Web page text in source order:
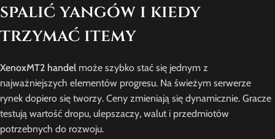
spalić yangów i kiedy
trzymać itemy
XenoxMT2 handel może szybko stać się jednym z
najważniejszych elementów progresu. Na świeżym serwerze
rynek dopiero się tworzy. Ceny zmieniają się dynamicznie. Gracze
testują wartość dropu, ulepszaczy, walut i przedmiotów
potrzebnych do rozwoju.